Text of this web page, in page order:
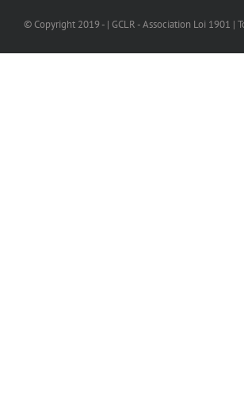
© Copyright 2019 - | GCLR - Association Loi 1901 |